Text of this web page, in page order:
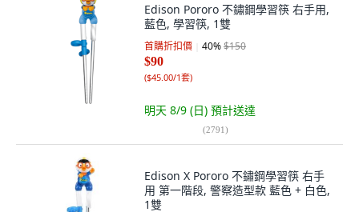
Edison Pororo 不鏽鋼學習筷 右手用,
藍色, 學習筷, 1雙
首購折扣價 40%$150
$90
($45.00/1套)
明天 8/9 (日) 預計送達
(2791)
Edison X Pororo 不鏽鋼學習筷 右手
用 第一階段, 警察造型款 藍色 + 白色,
1雙